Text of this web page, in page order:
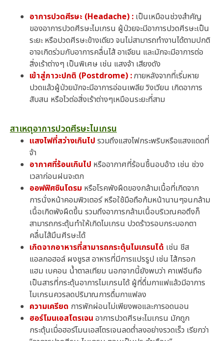
อาการปวดศีรษะ (Headache) : เป็นเหมือนช่วงสำคัญ
ของอาการปวดศีรษะไมเกรน ผู้ป่วยจะมีอาการปวดศีรษะเป็น
ระยะ หรือปวดศีรษะข้างเดียว จนไม่สามารถทำงานได้ตามปกติ
อาจเกิดร่วมกับอาการคลื่นไส้ อาเจียน และมักจะมีอาการต่อ
สิ่งเร้าต่างๆ เป็นพิเศษ เช่น แสงจ้า เสียงดัง
เข้าสู่ภาวะปกติ (Postdrome) :ภายหลังจากที่เริ่มหาย
ปวดแล้วผู้ป่วยมักจะมีอาการอ่อนเพลีย วิงเวียน เกิดอาการ
สับสน หรือไวต่อสิ่งเร้าต่างๆเหมือนระยะที่สาม
สาเหตุอาการปวดศีรษะไมเกรน
แสงไฟที่สว่างเกินไป รวมถึงแสงไฟกระพริบหรือแสงแดดที่
จ้า
อากาศที่ร้อนเกินไป หรืออากาศที่ร้อนชื้นอบอ้าว เช่น ช่วง
เวลาก่อนฝนจะตก
ออฟฟิศซินโดรม หรือโรคพังผืดของกล้ามเนื้อที่เกิดจาก
การนั่งหน้าคอมพิวเตอร์ หรือใช้มือถือก้มหน้านานๆจนกล้าม
เนื้อเกิดพังผืดขึ้น รวมถึงอาการกล้ามเนื้อบริเวณคอตึงก็
สามารถกระตุ้นทำให้เกิดไมเกรน ปวดร้าวรอบกระบอกตา
คลื่นไส้มึนศีรษะได้
เกิดจากอาหารที่สามารถกระตุ้นไมเกรนได้ เช่น ชีส
แอลกอฮอล์ ผงชูรส อาหารที่มีการแปรรูป เช่น ไส้กรอก
แฮม เบคอน น้ำตาลเทียม นอกจากนี้ยังพบว่า คาเฟอีนถือ
เป็นสารที่กระตุ้นอาการไมเกรนได้ ผู้ที่ดื่มกาแฟแล้วมีอาการ
ไมเกรนควรลดปริมาณการดื่มกาแฟลง
ความเครียด การพักผ่อนไม่เพียงพอและการอดนอน
ฮอร์โมนเอสโตรเจน อาการปวดศีรษะไมเกรน มักถูก
กระตุ้นเมื่อฮอร์โมนเอสโตรเจนลดต่ำลงอย่างรวดเร็ว เรียกว่า